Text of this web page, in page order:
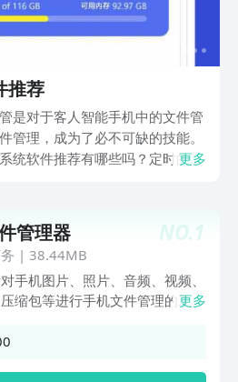
推荐
是对于客人智能手机中的文件管
管理，成为了必不可缺的技能。
统软件推荐有哪些吗？定时的，
文件管理软件。
更多
NO.1
管理器
| 38.44MB
手机图片、照片、音频、视频、
缩包等进行手机文件管理的工
文件建立各个文件夹，提升您日
更多